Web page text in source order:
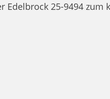
Edelbrock 25-9494